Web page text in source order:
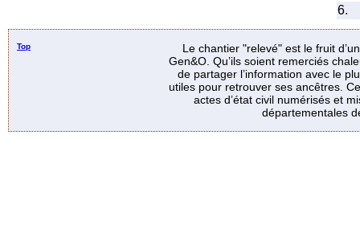
6.
Top
Le chantier "relevé" est le fruit
Gen&O. Qu’ils soient remerciés
de partager l’information avec le
utiles pour retrouver ses ancêtres.
actes d’état civil numérisés et
départementales